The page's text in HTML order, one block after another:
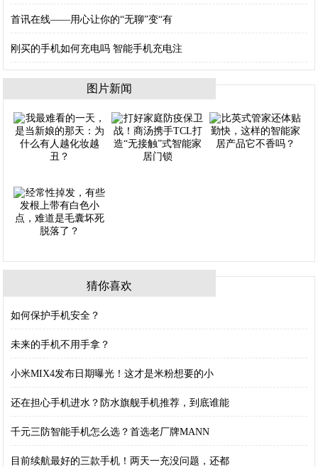
首讯在线——用心让你的“无聊”变“有
刚买的手机如何充电吗 智能手机充电注
图片新闻
猜你喜欢
如何保护手机安全？
未来的手机不用手拿？
小米MIX4发布日期曝光！这才是米粉想要的小
还在担心手机进水？防水旗舰手机推荐，到底谁能
千元三防智能手机怎么选？首选老厂牌MANN
目前续航最好的三款手机！两天一充没问题，还都